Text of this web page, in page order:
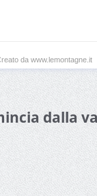
da www.lemontagne.it
dalla